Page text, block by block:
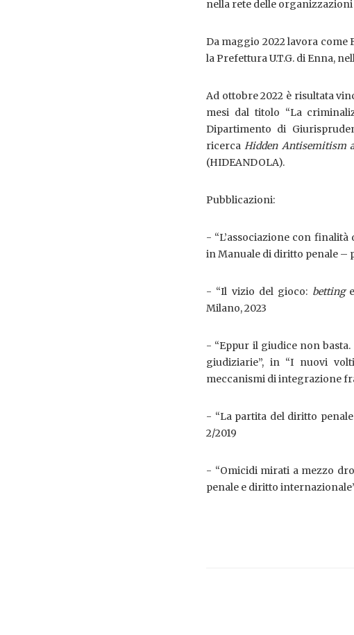
nella rete delle
Da maggio 2022 lavora
la Prefettura U.T.G. di Enna,
Ad ottobre 2022 è risultata
mesi dal titolo “La
Dipartimento di
ricercaHidden Antisemitism
(HIDEANDOLA).
Pubblicazioni:
- “L’associazione con
in Manuale di diritto penale –
- “Il vizio del gioco: bettinge
Milano, 2023
- “Eppur il giudice non
giudiziarie”, in “I nuovi
meccanismi di integrazione
- “La partita del diritto penale
2/2019
- “Omicidi mirati a mezzo
penale e diritto